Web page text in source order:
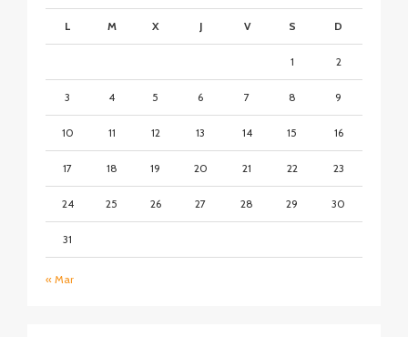
L M X J V S D
1 2
3 4 5 6 7 8 9
10 11 12 13 14 15 16
17 18 19 20 21 22 23
24 25 26 27 28 29 30
31
« Mar